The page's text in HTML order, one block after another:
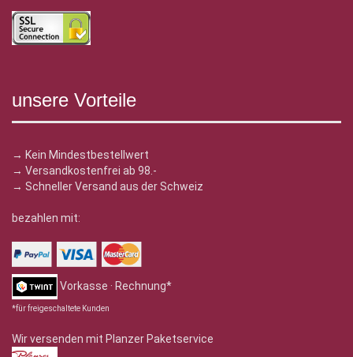
unsere Vorteile
→ Kein Mindestbestellwert
→ Versandkostenfrei ab 98.-
→ Schneller Versand aus der Schweiz
bezahlen mit:
Vorkasse · Rechnung*
*für freigeschaltete Kunden
Wir versenden mit Planzer Paketservice